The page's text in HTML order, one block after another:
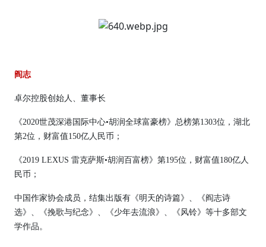
阎志
卓尔控股创始人、董事长
《2020世茂深港国际中心•胡润全球富豪榜》总榜第1303位，湖北
第2位，财富值150亿人民币；
《2019 LEXUS 雷克萨斯•胡润百富榜》第195位，财富值180亿人
民币；
中国作家协会成员，结集出版有《明天的诗篇》、《阎志诗
选》、《挽歌与纪念》、《少年去流浪》、《风铃》等十多部文
学作品。